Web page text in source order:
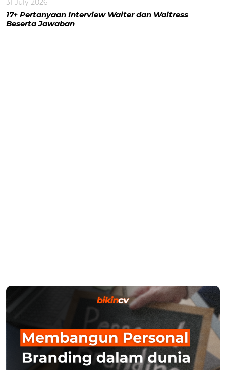
17+ Pertanyaan Interview Waiter dan Waitress
Beserta Jawaban